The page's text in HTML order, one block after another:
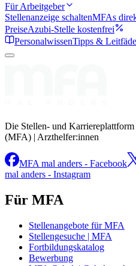
Für Arbeitgeber
Stellenanzeige schaltenMFAs
PreiseAzubi-Stelle kostenfrei
PersonalwissenTipps &
Die Stellen- und
(MFA) | Arzthelfer:innen
MFA mal anders - Facebook
mal anders - Instagram
Für MFA
Stellenangebote für MFA
Stellengesuche | MFA
Fortbildungskatalog
Bewerbung